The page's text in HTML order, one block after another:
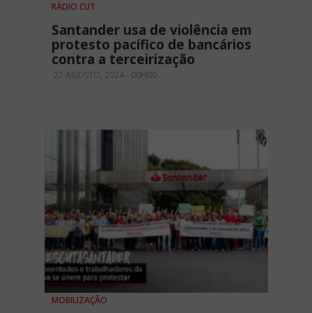
RÁDIO CUT
Santander usa de violência em
protesto pacífico de bancários
contra a terceirização
22 AGOSTO, 2024 - 00H00
MOBILIZAÇÃO